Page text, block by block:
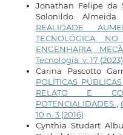
Jonathan Felipe da
Solonildo
REALIDADE
TECNOLÓGICA
ENGENHARIA
Tecnologia: v. 17 (2023)
Carina Pascotto
POLÍTICAS
RELATO E
POTENCIALIDADES ,
10 n. 3 (2016)
Cynthia Studart